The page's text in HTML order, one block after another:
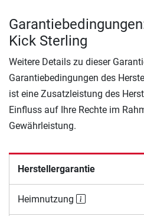
Kick Sterling
Weitere Details zu dieser
Garantiebedingungen des
ist eine Zusatzleistung des
Einfluss auf Ihre Rechte im
Gewährleistung.
Herstellergarantie
Heimnutzung